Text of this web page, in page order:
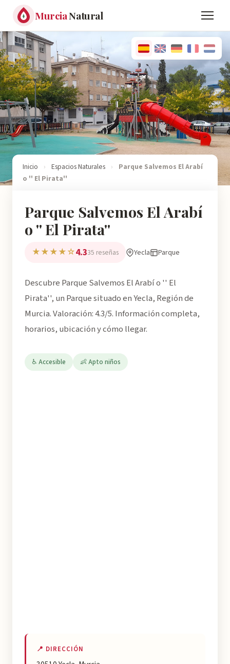
MurciaNatural
Inicio › Espacios Naturales ›
Parque Salvemos El Arabí
o '' El Pirata''
Parque Salvemos El Arabí
o '' El Pirata''
★★★★☆4.335 reseñas Yecla Parque
Descubre Parque Salvemos El Arabí o '' El
Pirata'', un Parque situado en Yecla, Región de
Murcia. Valoración: 4.3/5. Información completa,
horarios, ubicación y cómo llegar.
♿ Accesible 👶 Apto niños
📍 DIRECCIÓN